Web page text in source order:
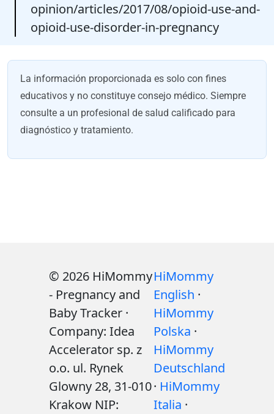
opinion/articles/2017/08/opioid-use-and-
opioid-use-disorder-in-pregnancy
La información proporcionada es solo con fines
educativos y no constituye consejo médico. Siempre
consulte a un profesional de salud calificado para
diagnóstico y tratamiento.
© 2026 HiMommy
- Pregnancy and
Baby Tracker ·
Company: Idea
Accelerator sp. z
o.o. ul. Rynek
Glowny 28, 31-010
Krakow NIP:
HiMommy
English ·
HiMommy
Polska ·
HiMommy
Deutschland
· HiMommy
Italia ·